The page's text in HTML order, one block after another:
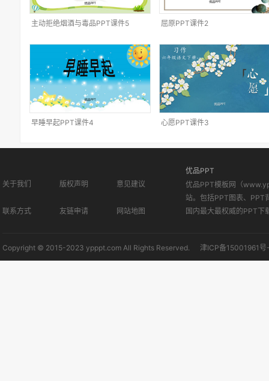
主动拒绝烟酒与毒品PPT课件5 屈原PPT课件2
早睡早起PPT课件4 心愿PPT课件3
关于我们 版权声明 意见建议
联系方式 友链申请 网站地图
优品PPT
优品PPT模板网（
站。包括PPT图表、PPT
国内最大最权威的PPT下
Copyright © 2015-2023 ypppt.com All Rights Reserved. 津ICP备15001961号